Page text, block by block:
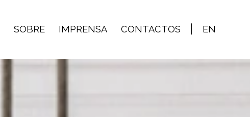
SOBRE IMPRENSA CONTACTOS EN